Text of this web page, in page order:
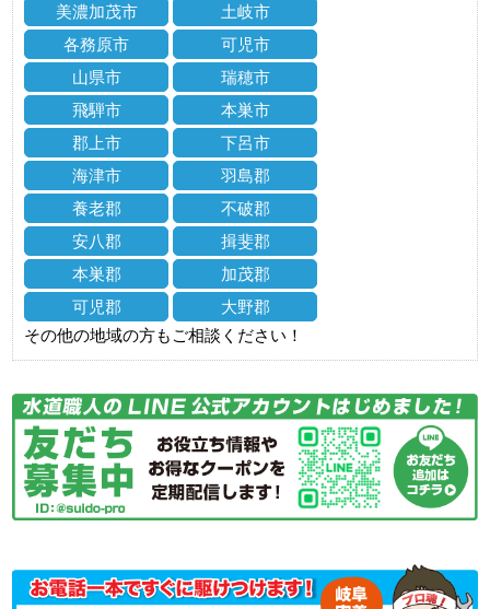
美濃加茂市
土岐市
各務原市
可児市
山県市
瑞穂市
飛騨市
本巣市
郡上市
下呂市
海津市
羽島郡
養老郡
不破郡
安八郡
揖斐郡
本巣郡
加茂郡
可児郡
大野郡
その他の地域の方もご相談ください！